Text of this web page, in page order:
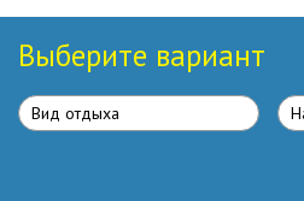
Выберите вариант
Вид отдыха